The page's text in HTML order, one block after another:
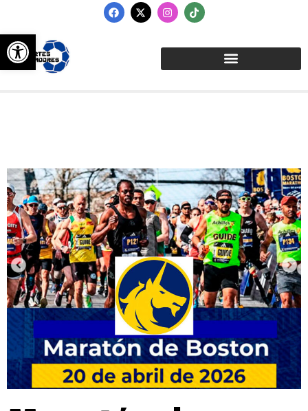
Abrir barra de herramientas